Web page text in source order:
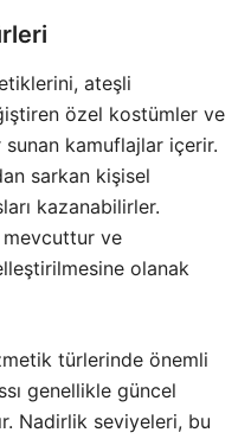
ateşli
özel kostümler ve
kamuflajlar içerir.
sarkan kişisel
kazanabilirler.
ve
olanak
türlerinde önemli
genellikle güncel
Nadirlik seviyeleri, bu